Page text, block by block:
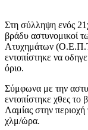
Στη σύλληψη ενός
βράδυ αστυνομικοί
Ατυχημάτων
εντοπίστηκε να
όριο.
Σύμφωνα με την
εντοπίστηκε χθες
Λαμίας στην περιοχή
χλμ/ώρα.